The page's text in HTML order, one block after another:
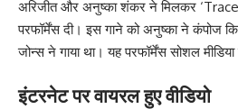
अरिजीत और अनुष्का शंकर ने मिलकर
परफॉर्मेंस दी। इस गाने को अनुष्का ने कंपोज
जोन्स ने गाया था। यह परफॉर्मेंस सोशल
इंटरनेट पर वायरल हुए वीडियो